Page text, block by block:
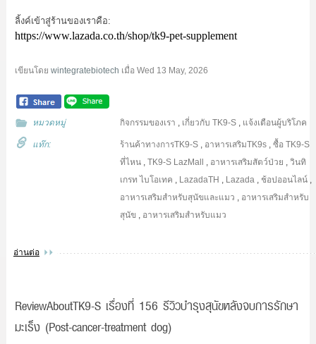
ลิ้งค์เข้าสู่ร้านของเราคือ:
https://www.lazada.co.th/shop/tk9-pet-supplement
เขียนโดย wintegratebiotech เมื่อ Wed 13 May, 2026
หมวดหมู่ กิจกรรมของเรา เกี่ยวกับ TK9-S แจ้งเตือนผู้บริโภค
แท๊ก: ร้านค้าทางการTK9-S อาหารเสริมTK9s ,ซื้อ TK9-S
ที่ไหน ,TK9-S LazMall อาหารเสริมสัตว์ป่วย ,วินทิ
เกรท ไบโอเทค
LazadaTH Lazada ช้อปออนไลน์
อาหารเสริมสำหรับสุนัขและแมว
อาหารเสริมสำหรับ
สุนัข
อาหารเสริมสำหรับแมว
อ่านต่อ
ReviewAboutTK9-S เรื่องที่ 156 รีวิวบำรุงสุนัขหลังจบการรักษา
มะเร็ง (Post-cancer-treatment dog)